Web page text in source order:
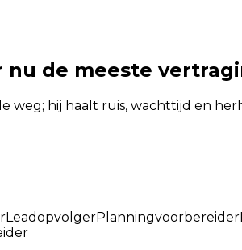
de meeste
weg; hij haalt ruis, wachttijd en
LeadopvolgerPlanningvoorbereider